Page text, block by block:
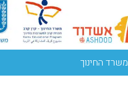
משרד החינוך